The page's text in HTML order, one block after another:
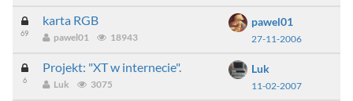
69
karta RGB
pawel01 18943
pawel01
27-11-2006
6
Projekt: "XT w internecie".
Luk 3075
Luk
11-02-2007